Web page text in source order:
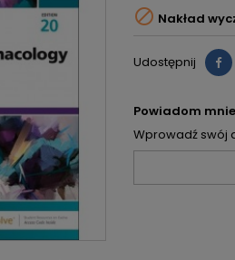
 Nakład
Udostępnij
Powiadom
Wprowadź swój